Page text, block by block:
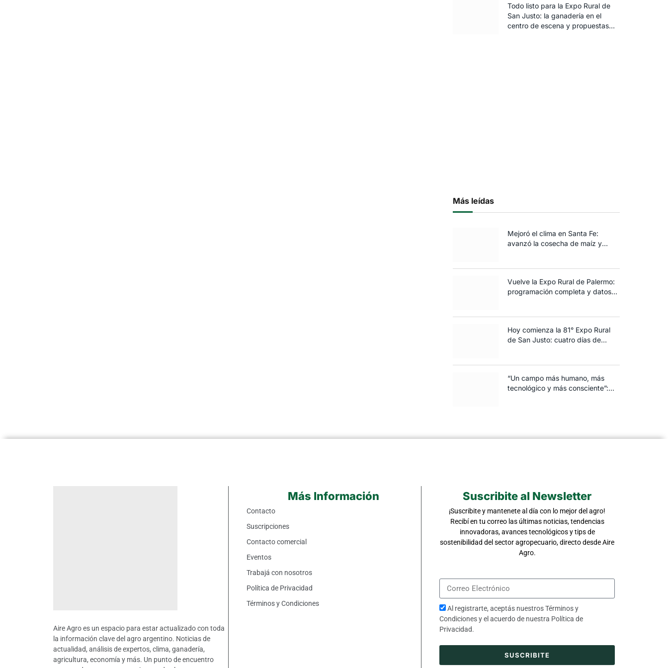
Todo listo para la Expo Rural de
San Justo: la ganadería en el
centro de escena y propuestas
Más leídas
Mejoró el clima en Santa Fe:
avanzó la cosecha de maíz y
Vuelve la Expo Rural de Palermo:
programación completa y datos
Hoy comienza la 81° Expo Rural
de San Justo: cuatro días de
“Un campo más humano, más
tecnológico y más consciente”:
Aire Agro es un espacio para estar actualizado con toda
la información clave del agro argentino. Noticias de
actualidad, análisis de expertos, clima, ganadería,
agricultura, economía y más. Un punto de encuentro
Más Información
Contacto
Suscripciones
Contacto comercial
Eventos
Trabajá con nosotros
Política de Privacidad
Términos y Condiciones
Suscribite al Newsletter
¡Suscribite y mantenete al día con lo mejor del agro!
Recibí en tu correo las últimas noticias, tendencias
innovadoras, avances tecnológicos y tips de
sostenibilidad del sector agropecuario, directo desde Aire
Agro.
Al registrarte, aceptás nuestrosTérminos y
Condicionesy el acuerdo de nuestra Política de
Privacidad.
SUSCRIBITE